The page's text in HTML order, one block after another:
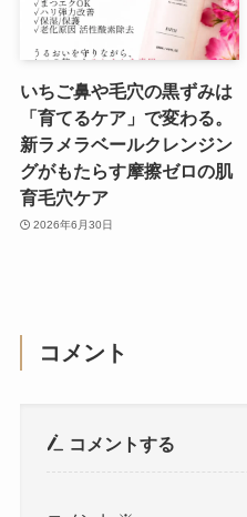
いちご鼻や毛穴の黒ずみは
「育てるケア」で変わる。
新ラメラベールクレンジン
グがもたらす摩擦ゼロの肌
育毛穴ケア
2026年6月30日
コメント
コメントする